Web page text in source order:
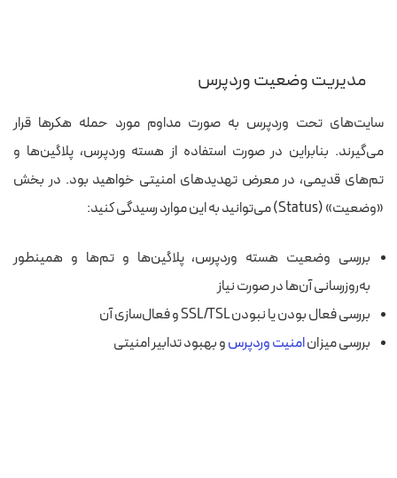
مدیریت وضعیت وردپرس
سایت‌های تحت وردپرس به صورت مداوم مورد حمله هکرها قرار
می‌گیرند. بنابراین در صورت استفاده از هسته وردپرس، پلاگین‌ها و
تم‌های قدیمی، در معرض تهدیدهای امنیتی خواهید بود. در بخش
«وضعیت» (Status) می‌توانید به این موارد رسیدگی کنید:
بررسی وضعیت هسته وردپرس، پلاگین‌ها و تم‌ها و همینطور
به‌روزرسانی آن‌ها در صورت نیاز
بررسی فعال بودن یا نبودن SSL/TSL و فعال‌سازی آن
بررسی میزانامنیت وردپرسو بهبود تدابیر امنیتی